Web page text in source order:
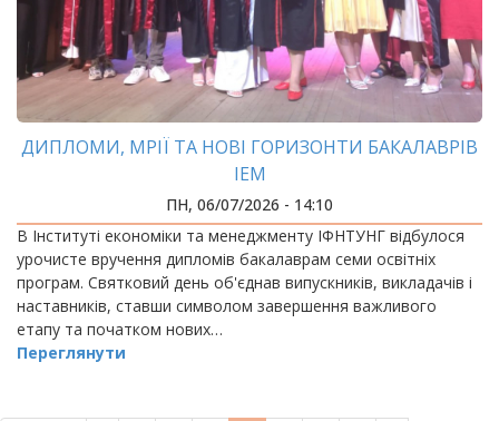
ДИПЛОМИ, МРІЇ ТА НОВІ ГОРИЗОНТИ БАКАЛАВРІВ
ІЕМ
ПН, 06/07/2026 - 14:10
В Інституті економіки та менеджменту ІФНТУНГ відбулося
урочисте вручення дипломів бакалаврам семи освітніх
програм. Святковий день об'єднав випускників, викладачів і
наставників, ставши символом завершення важливого
етапу та початком нових…
Переглянути